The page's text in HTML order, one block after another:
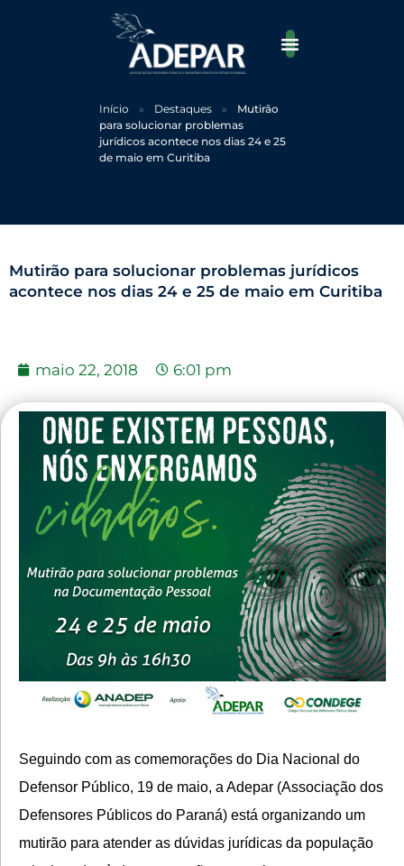
Início » Destaques »
Mutirão
para solucionar problemas
jurídicos acontece nos dias 24 e 25
de maio em Curitiba
Mutirão para solucionar problemas jurídicos
acontece nos dias 24 e 25 de maio em Curitiba
maio 22, 2018 6:01 pm
Seguindo com as comemorações do Dia Nacional do
Defensor Público, 19 de maio, a Adepar (Associação dos
Defensores Públicos do Paraná) está organizando um
mutirão para atender as dúvidas jurídicas da população